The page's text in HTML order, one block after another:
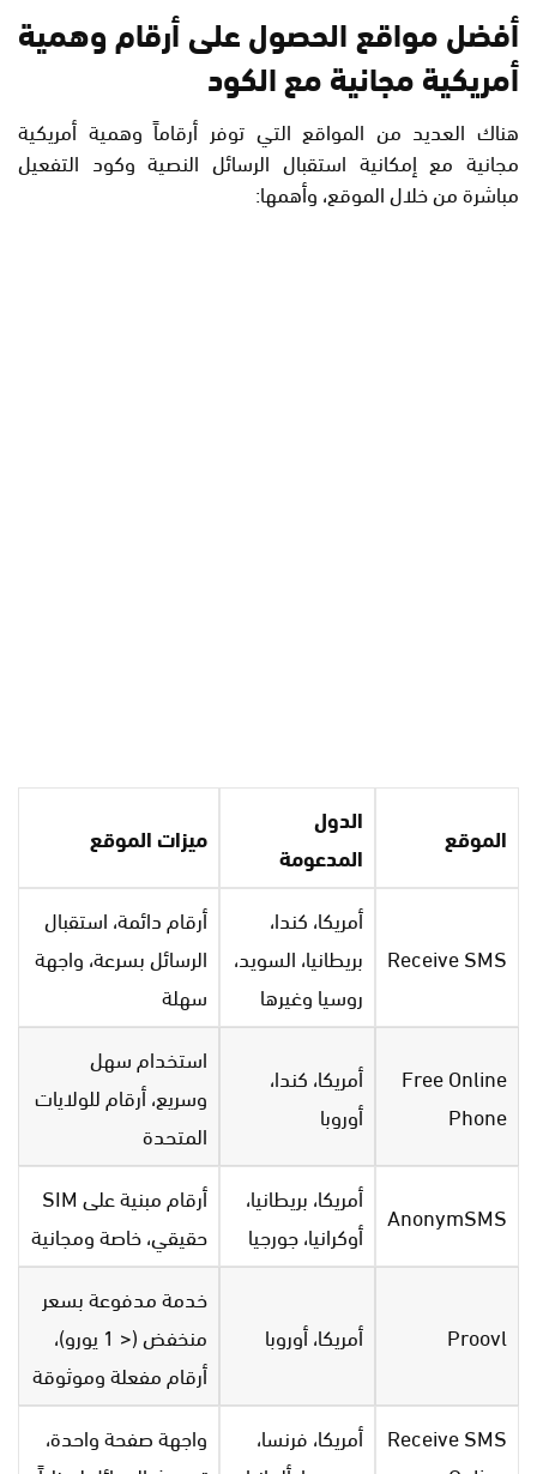
أفضل مواقع الحصول على أرقام وهمية
أمريكية مجانية مع الكود
هناك العديد من المواقع التي توفر أرقاماً وهمية أمريكية
مجانية مع إمكانية استقبال الرسائل النصية وكود التفعيل
مباشرة من خلال الموقع، وأهمها:
الموقع
الدول
المدعومة
ميزات الموقع
Receive SMS
أمريكا، كندا،
بريطانيا، السويد،
روسيا وغيرها
أرقام دائمة، استقبال
الرسائل بسرعة، واجهة
سهلة
Free Online
Phone
أمريكا، كندا،
أوروبا
استخدام سهل
وسريع، أرقام للولايات
المتحدة
AnonymSMS
أمريكا، بريطانيا،
أوكرانيا، جورجيا
أرقام مبنية على SIM
حقيقي، خاصة ومجانية
Proovl أمريكا، أوروبا
خدمة مدفوعة بسعر
منخفض (< 1 يورو)،
أرقام مفعلة وموثوقة
Receive SMS
أمريكا، فرنسا،
واجهة صفحة واحدة،